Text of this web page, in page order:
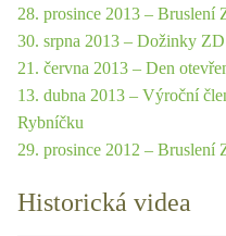
28. prosince 2013 – Bruslení
30. srpna 2013 – Dožinky
21. června 2013 – Den
13. dubna 2013 – Výroční
Rybníčku
29. prosince 2012 –
Historická videa